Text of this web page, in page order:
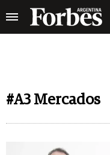
#A3 Mercados